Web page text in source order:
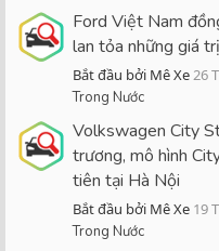
Ford Việt Nam
lan tỏa những giá
Bắt đầu bởi Mê Xe26
Trong Nước
Volkswagen City
trương, mô hình
tiên tại Hà Nội
Bắt đầu bởi Mê Xe 19
Trong Nước